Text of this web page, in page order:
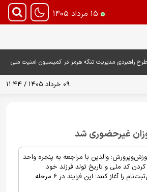
۱۵ مرداد ۱۴۰۵
راهبردی مدیریت تنگه هرمز در کمیسیون امنیت ملی
۰۹ خرداد ۱۴۰۵ / ۱۱:۴۴
غیرحضوری شد
والدین با مراجعه به پنجره واحد
کد ملی و تاریخ تولد فرزند خود
می‌توانند مراحل پیش‌ثبت‌نام را آغاز کنند؛ این فرایند در ۶ مرحله